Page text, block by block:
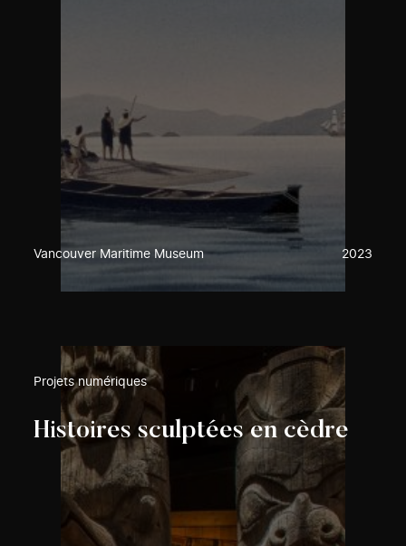
Vancouver Maritime Museum 2023
Projets numériques
Histoires sculptées en cèdre